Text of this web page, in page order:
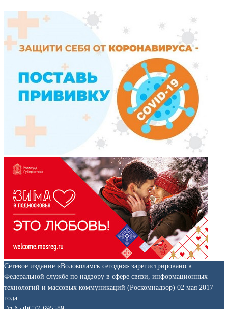
Сетевое издание «Волоколамск сегодня» зарегистрировано в
Федеральной службе по надзору в сфере связи, информационных
технологий и массовых коммуникаций (Роскомнадзор) 02 мая 2017
года